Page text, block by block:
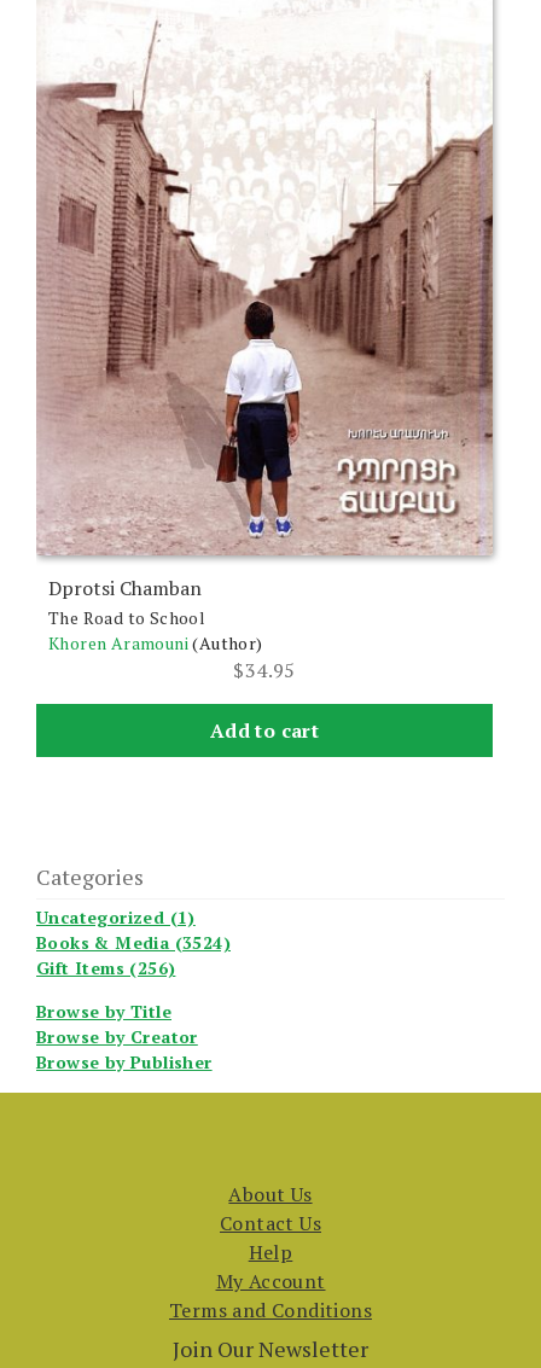
Dprotsi Chamban
The Road to School
Khoren Aramouni(Author)
$34.95
Add to cart
Categories
Uncategorized (1)
Books & Media (3524)
Gift Items (256)
Browse by Title
Browse by Creator
Browse by Publisher
About Us
Contact Us
Help
My Account
Terms and Conditions
Join Our Newsletter